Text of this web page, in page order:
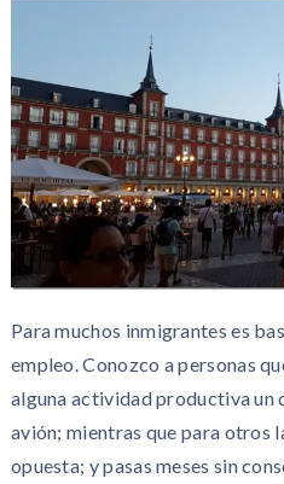
Para muchos inmigrantes es
empleo. Conozco a personas
alguna actividad productiva un
avión; mientras que para otros
opuesta; y pasas meses sin